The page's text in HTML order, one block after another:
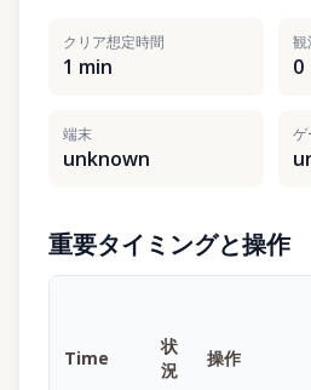
クリア想定時間
1 min
観
0
端末
unknown
ゲ
重要タイミングと操作
Time
状
況
操作